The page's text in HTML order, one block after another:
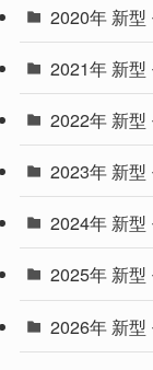
(4)
(9)
(4)
2020年 新型
2021年 新型
2022年 新型
2023年 新型
2024年 新型
2025年 新型
2026年 新型